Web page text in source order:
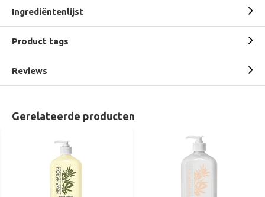
Ingrediëntenlijst
Product tags
Reviews
Gerelateerde producten